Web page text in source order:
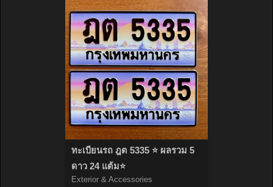
ทะเบียนรถ ฎต 5335 ⭐️ ผลรวม 5
ดาว 24 แต้ม⭐️
Exterior & Accessories